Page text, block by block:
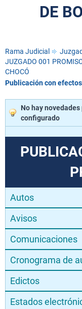
DE
Rama Judicial
JUZGADO 001
CHOCÓ
Publicación con
No hay
configurado
Autos
Avisos
Comunicaciones
Cronograma de
Edictos
Estados